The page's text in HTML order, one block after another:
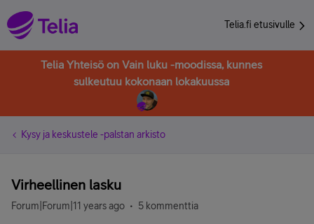
Telia.fi etusivulle
Telia Yhteisö on Vain luku -moodissa, kunnes
sulkeutuu kokonaan lokakuussa
Kysy ja keskustele -palstan arkisto
Virheellinen lasku
Forum|Forum|11 years ago 5 kommenttia